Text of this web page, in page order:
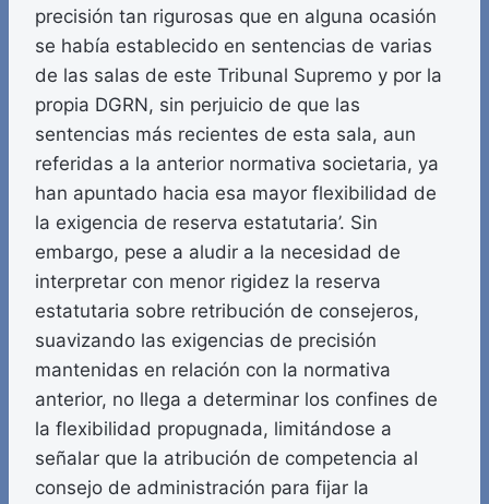
precisión tan rigurosas que en alguna ocasión
se había establecido en sentencias de varias
de las salas de este Tribunal Supremo y por la
propia DGRN, sin perjuicio de que las
sentencias más recientes de esta sala, aun
referidas a la anterior normativa societaria, ya
han apuntado hacia esa mayor flexibilidad de
la exigencia de reserva estatutaria’. Sin
embargo, pese a aludir a la necesidad de
interpretar con menor rigidez la reserva
estatutaria sobre retribución de consejeros,
suavizando las exigencias de precisión
mantenidas en relación con la normativa
anterior, no llega a determinar los confines de
la flexibilidad propugnada, limitándose a
señalar que la atribución de competencia al
consejo de administración para fijar la